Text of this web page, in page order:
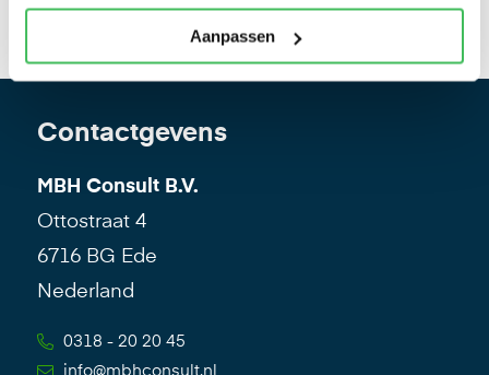
Aanpassen
Contactgevens
MBH Consult B.V.
Ottostraat 4
6716 BG Ede
Nederland
0318 - 20 20 45
info@mbhconsult.nl